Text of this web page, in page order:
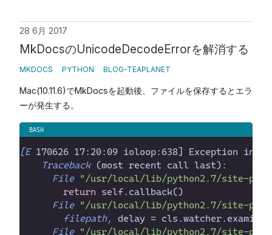
28 6月 2017
MkDocsのUnicodeDecodeErrorを解消する
MKDOCS PYTHON BLOG-TEAPLANET
Mac(10.11.6)でMkDocsを起動後、ファイルを保存するとエラ
ーが発生する。
[E 170626 17:20:09 ioloop:638] Exception in
Traceback (most recent call last) :
File "/usr/local/lib/python2.7/site-
return self.callback(
File "/usr/local/lib/python2.7/site-
filepath,
delay = cls.watcher.examine(
File "/usr/local/lib/python2.7/site-